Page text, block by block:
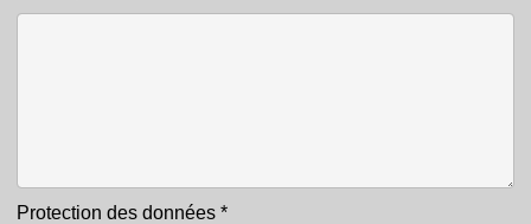
Protection des données *